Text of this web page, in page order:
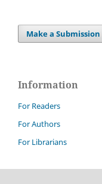
Make a Submission
Information
For Readers
For Authors
For Librarians